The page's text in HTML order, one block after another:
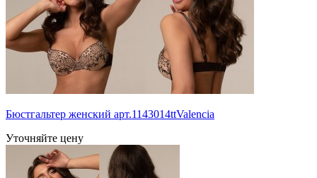
Бюстгальтер женский арт.1143014ttValencia
Уточняйте цену